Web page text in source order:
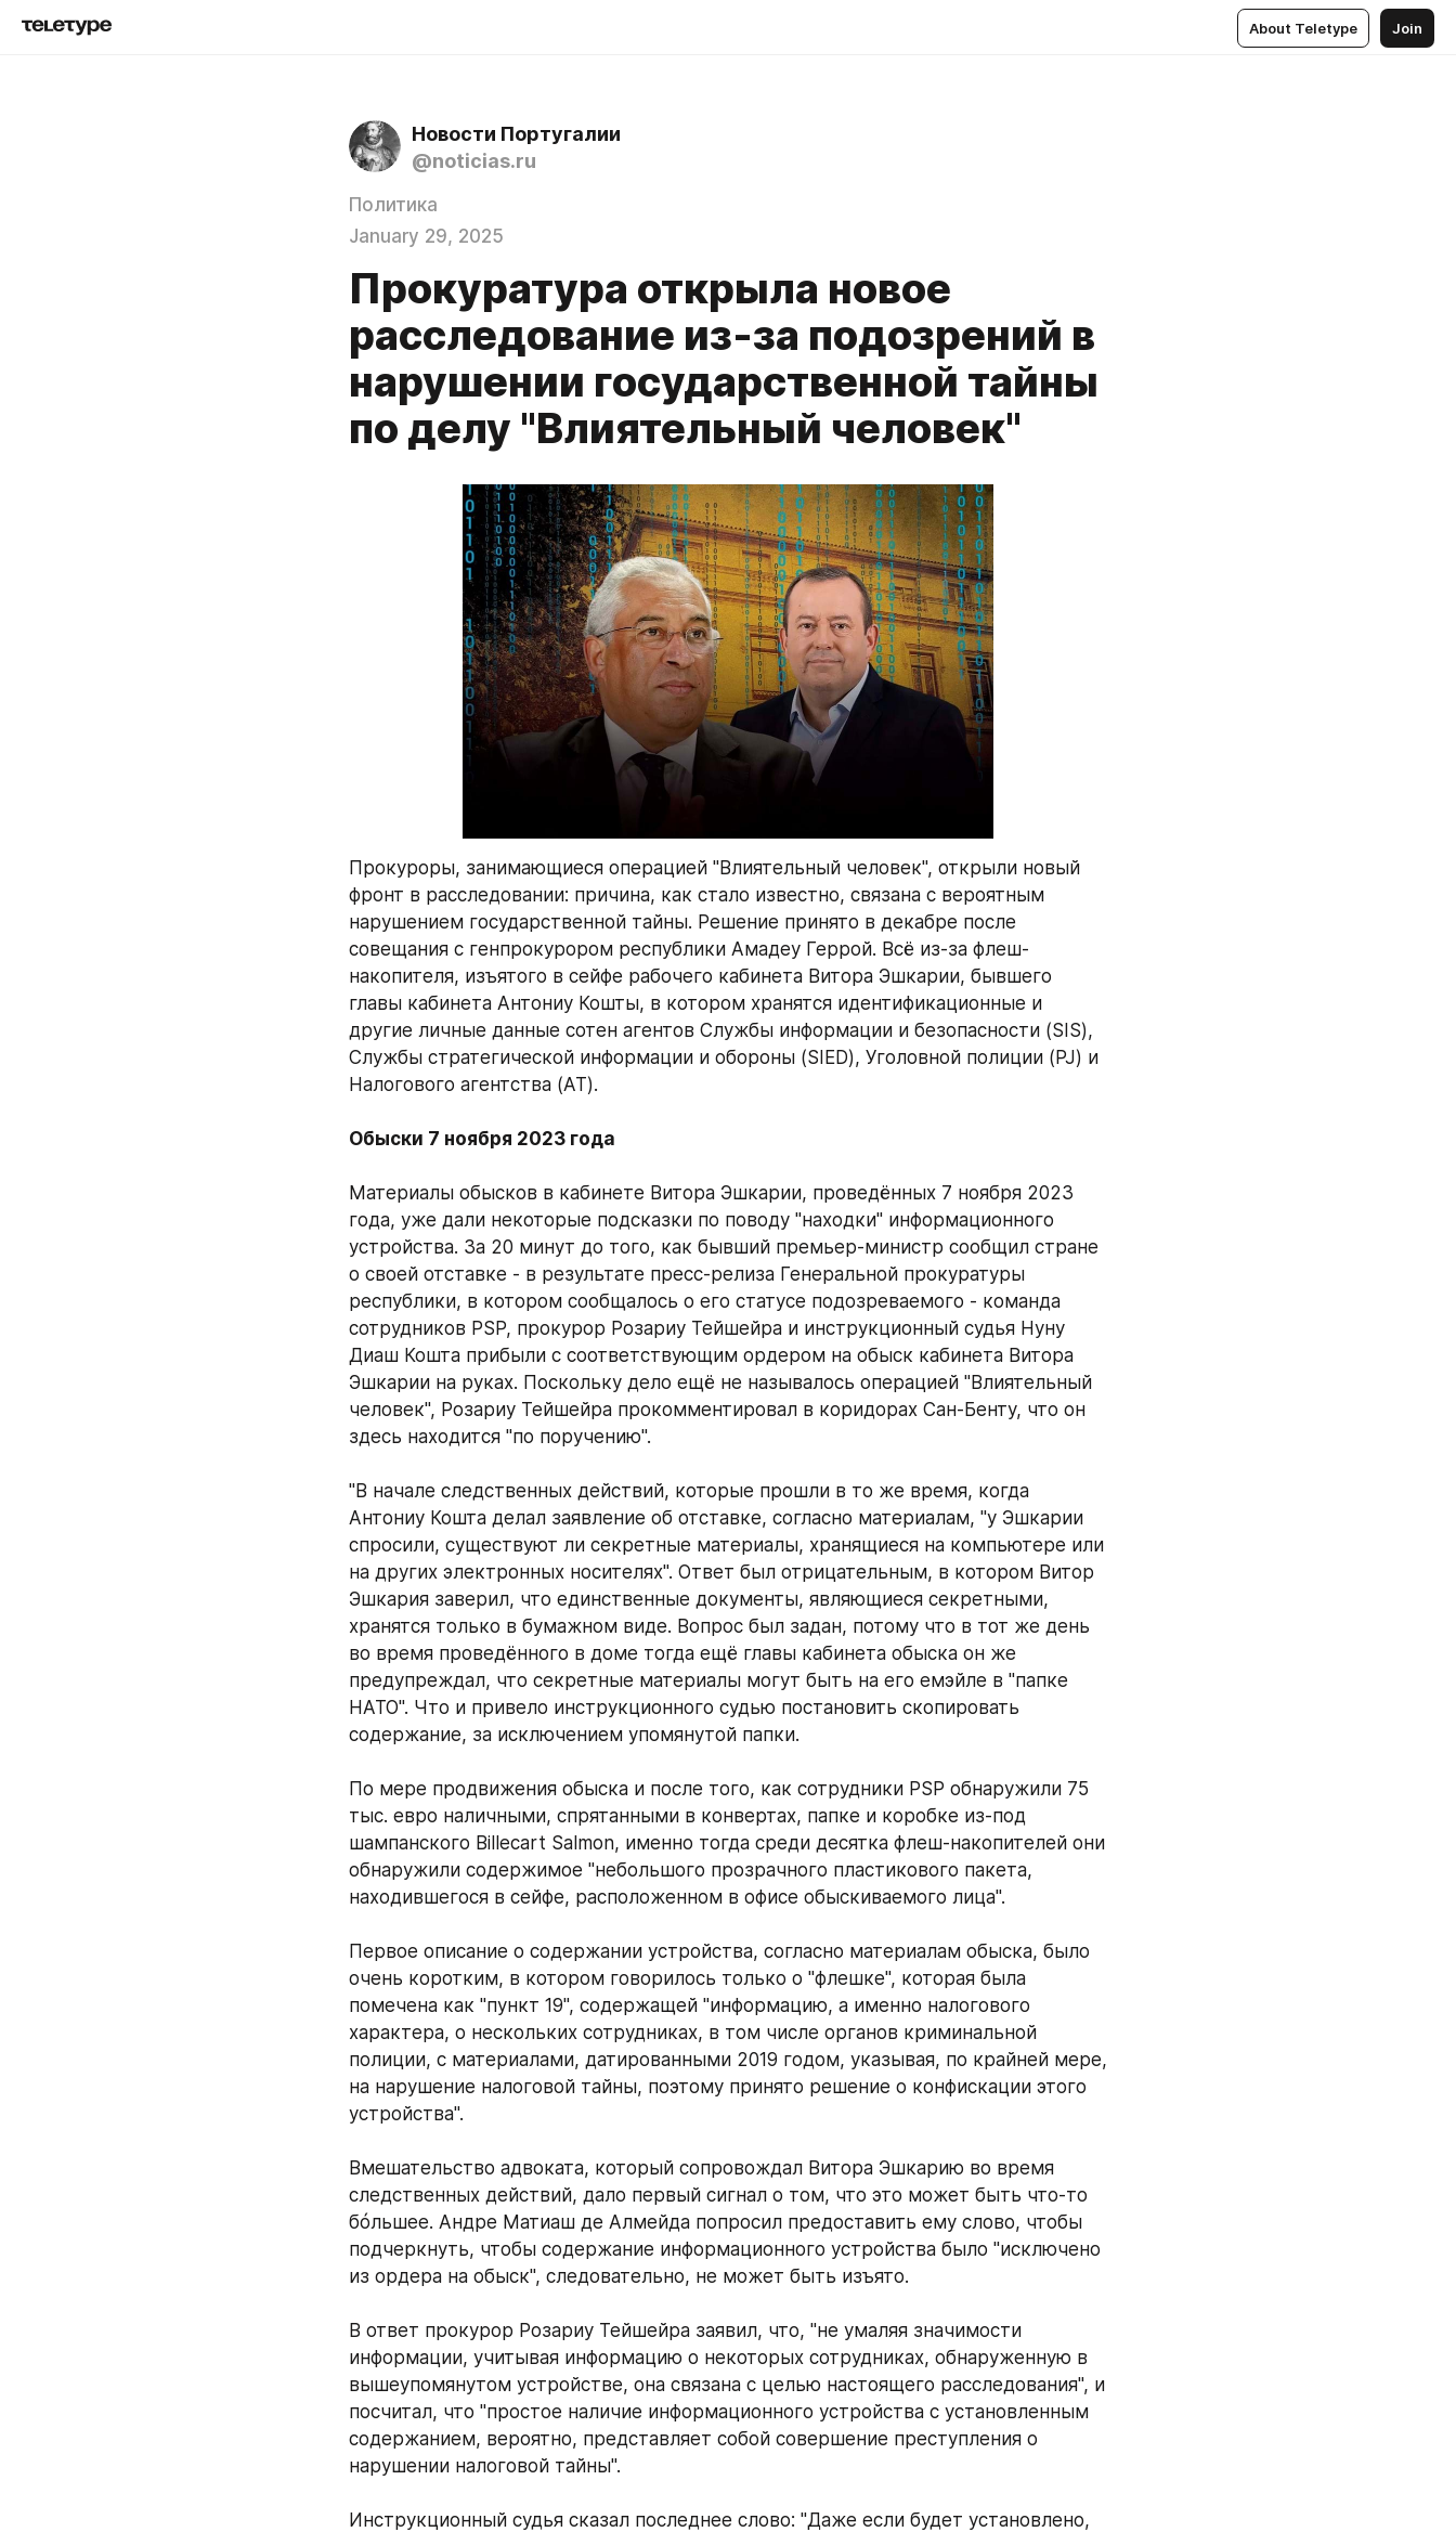
About Teletype Join
Новости Португалии
@noticias.ru
Политика
January 29, 2025
Прокуратура открыла новое
расследование из-за подозрений в
нарушении государственной тайны
по делу "Влиятельный человек"
Прокуроры, занимающиеся операцией "Влиятельный человек", открыли новый
фронт в расследовании: причина, как стало известно, связана с вероятным
нарушением государственной тайны. Решение принято в декабре после
совещания с генпрокурором республики Амадеу Геррой. Всё из-за флеш-
накопителя, изъятого в сейфе рабочего кабинета Витора Эшкарии, бывшего
главы кабинета Антониу Кошты, в котором хранятся идентификационные и
другие личные данные сотен агентов Службы информации и безопасности (SIS),
Службы стратегической информации и обороны (SIED), Уголовной полиции (PJ) и
Налогового агентства (AT).
Обыски 7 ноября 2023 года
Материалы обысков в кабинете Витора Эшкарии, проведённых 7 ноября 2023
года, уже дали некоторые подсказки по поводу "находки" информационного
устройства. За 20 минут до того, как бывший премьер-министр сообщил стране
о своей отставке - в результате пресс-релиза Генеральной прокуратуры
республики, в котором сообщалось о его статусе подозреваемого - команда
сотрудников PSP, прокурор Розариу Тейшейра и инструкционный судья Нуну
Диаш Кошта прибыли с соответствующим ордером на обыск кабинета Витора
Эшкарии на руках. Поскольку дело ещё не называлось операцией "Влиятельный
человек", Розариу Тейшейра прокомментировал в коридорах Сан-Бенту, что он
здесь находится "по поручению".
"В начале следственных действий, которые прошли в то же время, когда
Антониу Кошта делал заявление об отставке, согласно материалам, "у Эшкарии
спросили, существуют ли секретные материалы, хранящиеся на компьютере или
на других электронных носителях". Ответ был отрицательным, в котором Витор
Эшкария заверил, что единственные документы, являющиеся секретными,
хранятся только в бумажном виде. Вопрос был задан, потому что в тот же день
во время проведённого в доме тогда ещё главы кабинета обыска он же
предупреждал, что секретные материалы могут быть на его емэйле в "папке
НАТО". Что и привело инструкционного судью постановить скопировать
содержание, за исключением упомянутой папки.
По мере продвижения обыска и после того, как сотрудники PSP обнаружили 75
тыс. евро наличными, спрятанными в конвертах, папке и коробке из-под
шампанского Billecart Salmon, именно тогда среди десятка флеш-накопителей они
обнаружили содержимое "небольшого прозрачного пластикового пакета,
находившегося в сейфе, расположенном в офисе обыскиваемого лица".
Первое описание о содержании устройства, согласно материалам обыска, было
очень коротким, в котором говорилось только о "флешке", которая была
помечена как "пункт 19", содержащей "информацию, а именно налогового
характера, о нескольких сотрудниках, в том числе органов криминальной
полиции, с материалами, датированными 2019 годом, указывая, по крайней мере,
на нарушение налоговой тайны, поэтому принято решение о конфискации этого
устройства".
Вмешательство адвоката, который сопровождал Витора Эшкарию во время
следственных действий, дало первый сигнал о том, что это может быть что-то
бóльшее. Андре Матиаш де Алмейда попросил предоставить ему слово, чтобы
подчеркнуть, чтобы содержание информационного устройства было "исключено
из ордера на обыск", следовательно, не может быть изъято.
В ответ прокурор Розариу Тейшейра заявил, что, "не умаляя значимости
информации, учитывая информацию о некоторых сотрудниках, обнаруженную в
вышеупомянутом устройстве, она связана с целью настоящего расследования", и
посчитал, что "простое наличие информационного устройства с установленным
содержанием, вероятно, представляет собой совершение преступления о
нарушении налоговой тайны".
Инструкционный судья сказал последнее слово: "Даже если будет установлено,